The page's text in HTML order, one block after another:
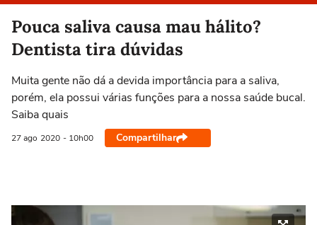
Pouca saliva causa mau hálito?
Dentista tira dúvidas
Muita gente não dá a devida importância para a saliva,
porém, ela possui várias funções para a nossa saúde bucal.
Saiba quais
27 ago 2020 - 10h00 Compartilhar